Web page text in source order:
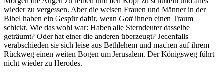
wieder zu vergessen. Aber die weisen Frauen und Männer in der
Bibel haben ein Gespür dafür, wenn Gottihnen einen Traum
schickt. Wie das wohl war: Haben alle Sterndeuter dasselbe
geträumt? Oder hat einer die anderen überzeugt? Jedenfalls
verabschieden sie sich leise aus Bethlehem und machen auf ihrem
Rückweg einen weiten Bogen um Jerusalem. Der Königsweg führt
nicht wieder zu Herodes.